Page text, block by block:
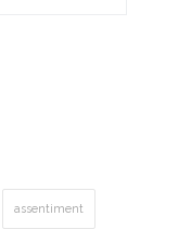
assentiment